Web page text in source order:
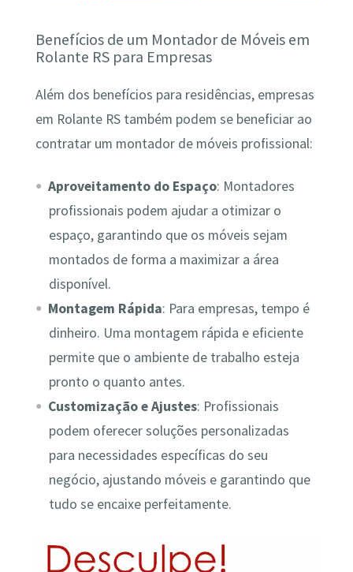
Benefícios de um Montador de Móveis em
Rolante RS para Empresas
Além dos benefícios para residências, empresas
em Rolante RS também podem se beneficiar ao
contratar um montador de móveis profissional:
Aproveitamento do Espaço: Montadores
profissionais podem ajudar a otimizar o
espaço, garantindo que os móveis sejam
montados de forma a maximizar a área
disponível.
Montagem Rápida: Para empresas, tempo é
dinheiro. Uma montagem rápida e eficiente
permite que o ambiente de trabalho esteja
pronto o quanto antes.
Customização e Ajustes: Profissionais
podem oferecer soluções personalizadas
para necessidades específicas do seu
negócio, ajustando móveis e garantindo que
tudo se encaixe perfeitamente.